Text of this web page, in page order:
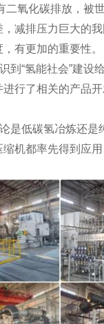
二氧化碳排放，被
减排压力巨大的
有更加的重要性。
到“氢能社会”建设
行了相关的产品
是低碳氢冶炼还是
机都率先得到应